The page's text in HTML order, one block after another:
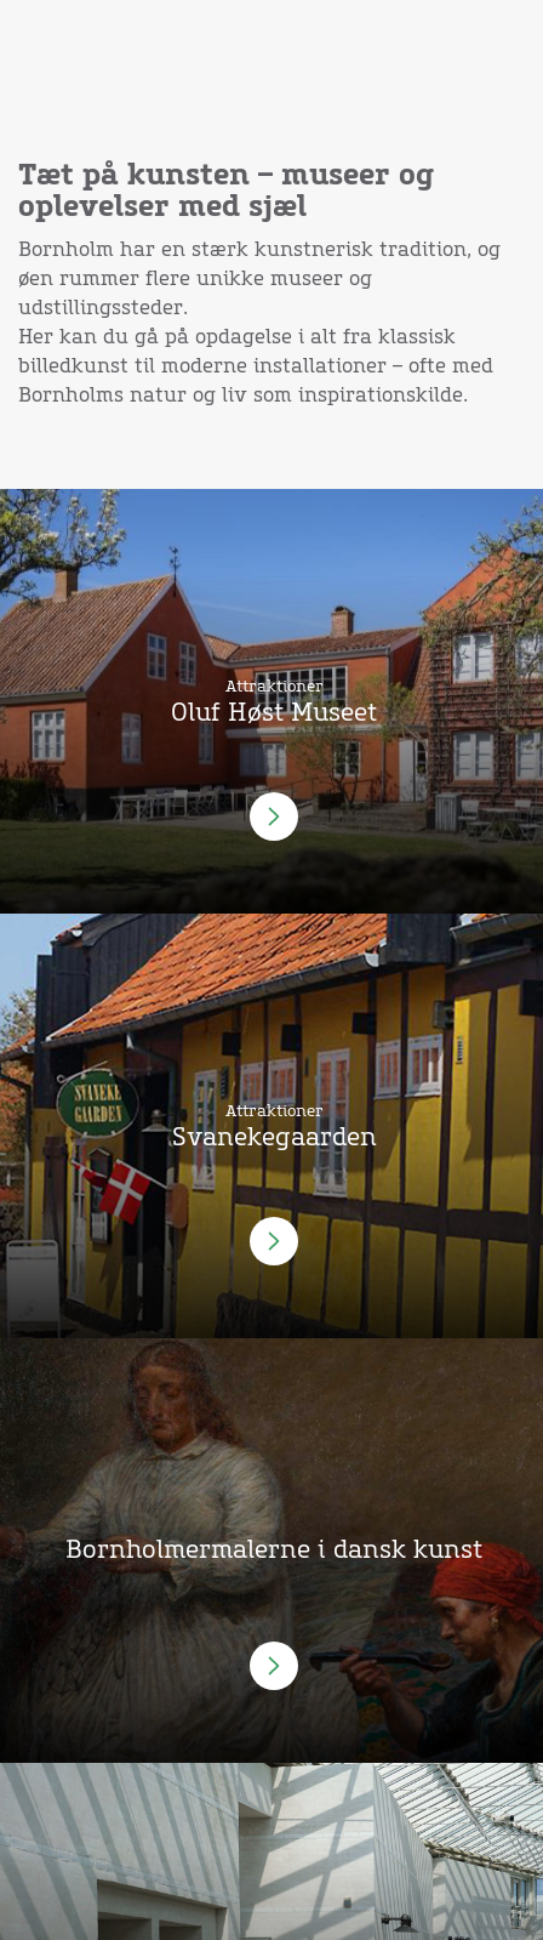
Tæt på kunsten – museer og
oplevelser med sjæl
Bornholm har en stærk kunstnerisk tradition, og
øen rummer flere unikke museer og
udstillingssteder.
Her kan du gå på opdagelse i alt fra klassisk
billedkunst til moderne installationer – ofte med
Bornholms natur og liv som inspirationskilde.
Attraktioner
Oluf Høst Museet
Attraktioner
Svanekegaarden
Bornholmermalerne i dansk kunst